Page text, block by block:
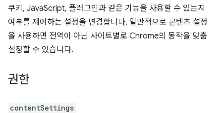
쿠키, JavaScript, 플러그인과 같은 기능을 사용할 수 있는지
여부를 제어하는 설정을 변경합니다. 일반적으로 콘텐츠 설정
을 사용하면 전역이 아닌 사이트별로 Chrome의 동작을 맞춤
설정할 수 있습니다.
권한
contentSettings